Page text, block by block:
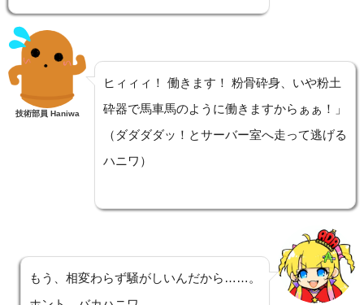
技術部員 Haniwa
ヒィィィ！ 働きます！ 粉骨砕身、いや粉土
砕器で馬車馬のように働きますからぁぁ！」
（ダダダダッ！とサーバー室へ走って逃げる
ハニワ）
もう、相変わらず騒がしいんだから……。